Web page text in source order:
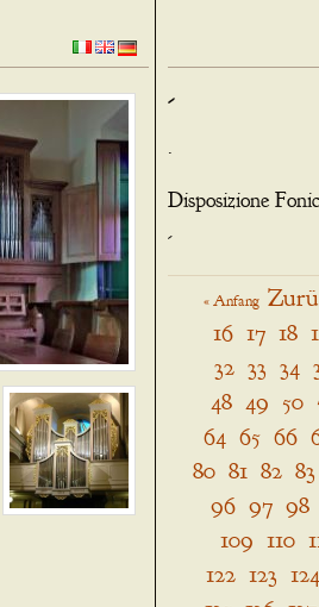
-
.
Disposizione
-
« Anfang
16 17 18
32 33 34
48 49 50
64 65 66
80 81 82 83
96 97 98
109 110
122 123 124